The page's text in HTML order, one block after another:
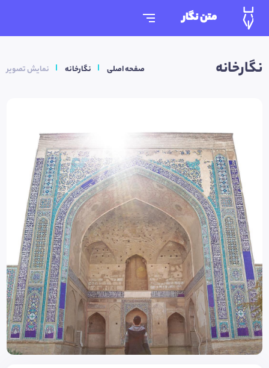
متن نگار
نگارخانه صفحه اصلی نگارخانه نمایش تصویر